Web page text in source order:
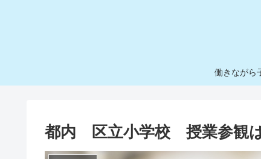
働きながら
都内 区立小学校 授業参観